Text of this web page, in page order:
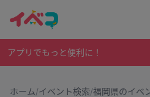
アプリでもっと便利に！
ホーム/イベント検索/福岡県のイベ